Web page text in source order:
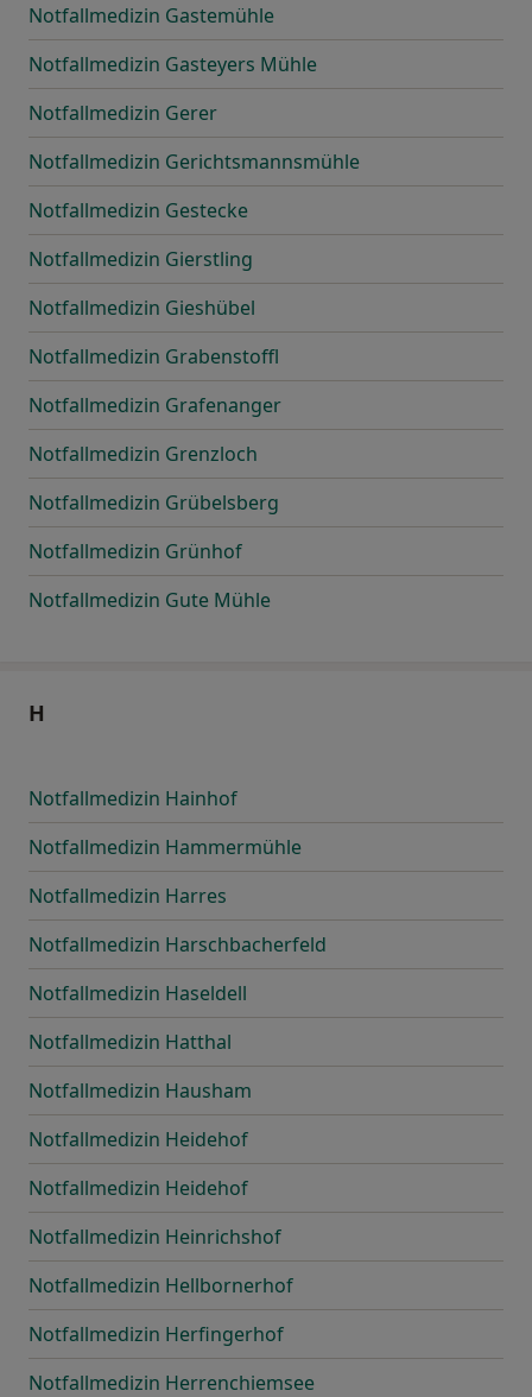
Notfallmedizin Gastemühle
Notfallmedizin Gasteyers Mühle
Notfallmedizin Gerer
Notfallmedizin Gerichtsmannsmühle
Notfallmedizin Gestecke
Notfallmedizin Gierstling
Notfallmedizin Gieshübel
Notfallmedizin Grabenstoffl
Notfallmedizin Grafenanger
Notfallmedizin Grenzloch
Notfallmedizin Grübelsberg
Notfallmedizin Grünhof
Notfallmedizin Gute Mühle
H
Notfallmedizin Hainhof
Notfallmedizin Hammermühle
Notfallmedizin Harres
Notfallmedizin Harschbacherfeld
Notfallmedizin Haseldell
Notfallmedizin Hatthal
Notfallmedizin Hausham
Notfallmedizin Heidehof
Notfallmedizin Heidehof
Notfallmedizin Heinrichshof
Notfallmedizin Hellbornerhof
Notfallmedizin Herfingerhof
Notfallmedizin Herrenchiemsee